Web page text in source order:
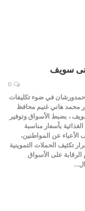
0
في ضوء تكليفات
محمد هاني غنيم محافظ
، بضبط الأسواق وتوفير
بأسعار مناسبة
الأعباء عن المواطنين،
تكثيف الحملات التموينية
الرقابة على الأسواق